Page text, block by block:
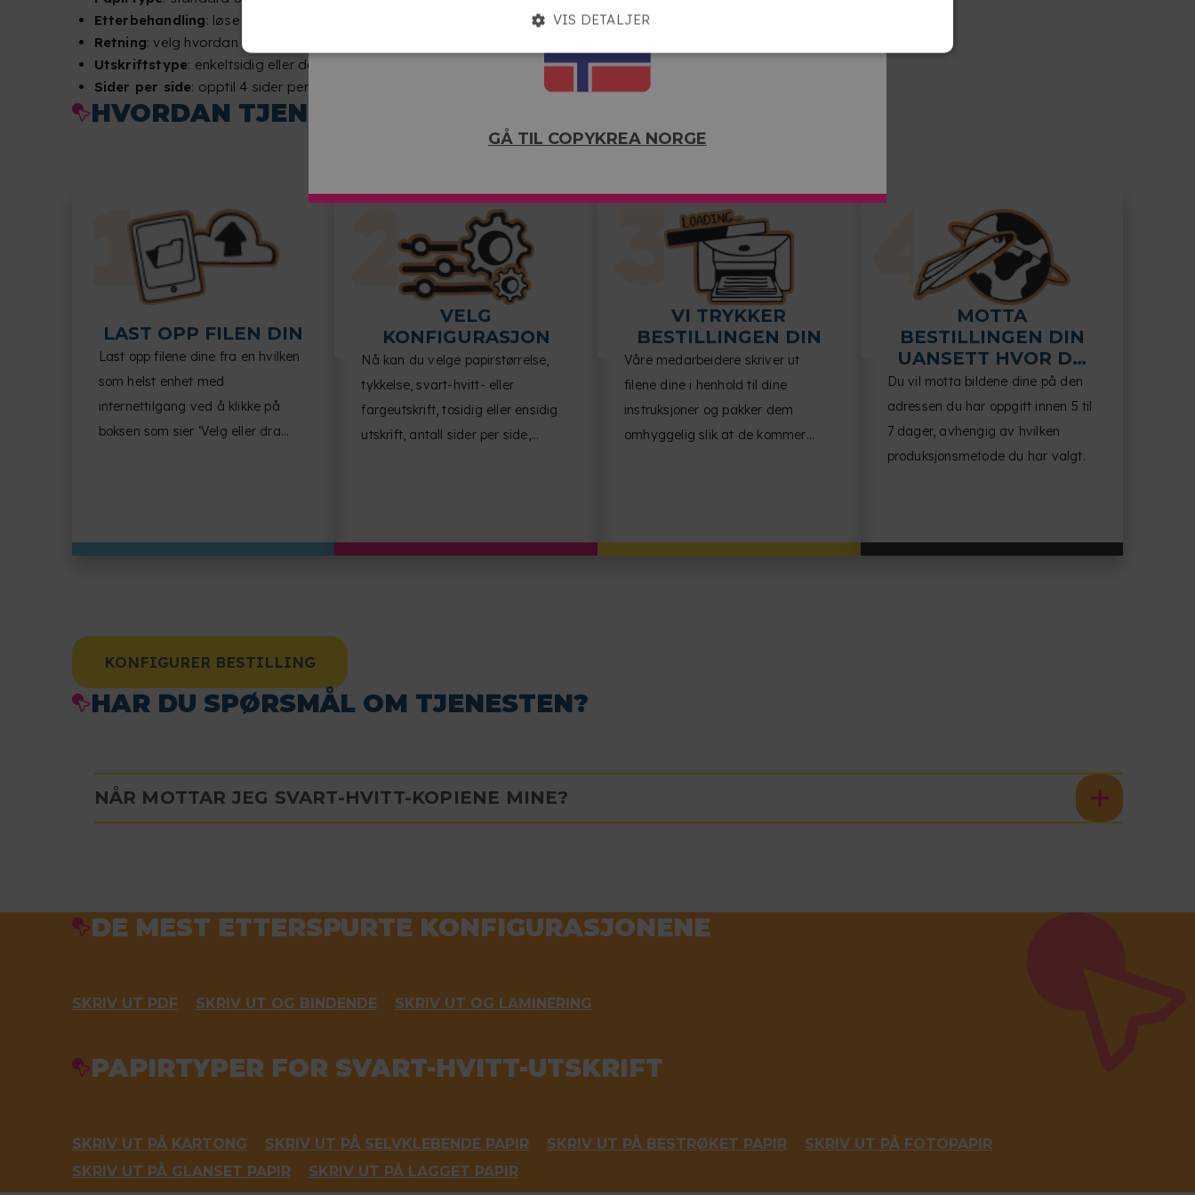
GÅ TIL COPYKREA NORGE
Etterbehandling: løse ark, stifting, spiralinnbinding med fargede spiraler og omslag, eller laminering.
Retning: velg hvordan dokumentet skal leses.
Utskriftstype: enkeltsidig eller dobbeltsidig.
Sider per side: opptil 4 sider per ark.
HVORDAN TJENESTEN FUNGERER
LAST OPP FILEN DIN
Last opp filene dine fra en hvilken
som helst enhet med
internettilgang ved å klikke på
boksen som sier ‘Velg eller dra
VELG
KONFIGURASJON
Nå kan du velge papirstørrelse,
tykkelse, svart-hvitt- eller
fargeutskrift, tosidig eller ensidig
utskrift, antall sider per side,
VI TRYKKER
BESTILLINGEN DIN
Våre medarbeidere skriver ut
filene dine i henhold til dine
instruksjoner og pakker dem
omhyggelig slik at de kommer
MOTTA
BESTILLINGEN DIN
UANSETT HVOR DU
VELGER
Du vil motta bildene dine på den
adressen du har oppgitt innen 5 til
7 dager, avhengig av hvilken
produksjonsmetode du har valgt.
KONFIGURER BESTILLING
HAR DU SPØRSMÅL OM TJENESTEN?
NÅR MOTTAR JEG SVART-HVITT-KOPIENE MINE?
DE MEST ETTERSPURTE KONFIGURASJONENE
SKRIV UT PDF SKRIV UT OG BINDENDE SKRIV UT OG LAMINERING
PAPIRTYPER FOR SVART-HVITT-UTSKRIFT
SKRIV UT PÅ KARTONG SKRIV UT PÅ SELVKLEBENDE PAPIR SKRIV UT PÅ BESTRØKET PAPIR
SKRIV UT PÅ FOTOPAPIR
SKRIV UT PÅ GLANSET PAPIR
SKRIV UT PÅ LAGGET PAPIR
VIS DETALJER